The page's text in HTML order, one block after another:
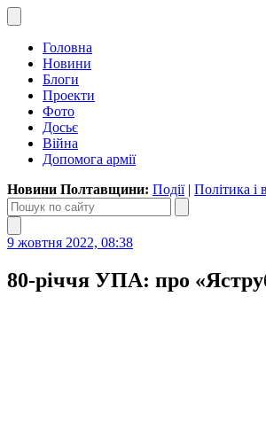
Головна
Новини
Блоги
Проекти
Фото
Досьє
Війна
Допомога армії
Новини Полтавщини: Події| Політика і
9 жовтня 2022, 08:38
80-річчя УПА: про